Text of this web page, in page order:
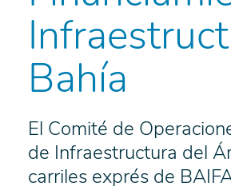
Bahía
El Comité de
de Infraestructura del
carriles exprés de